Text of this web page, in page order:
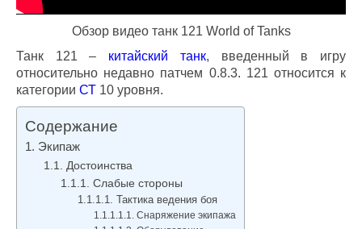
Обзор видео танк 121 World of Tanks
Танк 121 – китайский танк, введенный в игру
относительно недавно патчем 0.8.3. 121 относится к
категории СТ 10 уровня.
Содержание
Экипаж
Достоинства
Слабые стороны
Тактика ведения боя
Снаряжение экипажа